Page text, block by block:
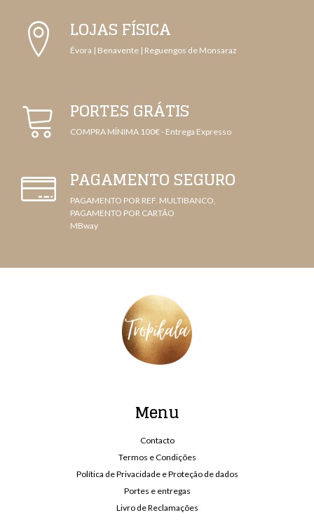
LOJAS FÍSICA
Évora | Benavente | Reguengos de Monsaraz
PORTES GRÁTIS
COMPRA MÍNIMA 100€ - Entrega Expresso
PAGAMENTO SEGURO
PAGAMENTO POR REF. MULTIBANCO,
PAGAMENTO POR CARTÃO
MBway
Menu
Contacto
Termos e Condições
Política de Privacidade e Proteção de dados
Portes e entregas
Livro de Reclamações